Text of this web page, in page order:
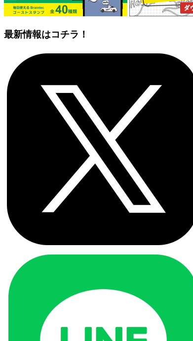
最新情報はコチラ！